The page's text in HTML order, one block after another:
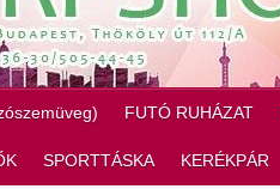
FUTÓ RUHÁZAT
SPORTTÁSKA KERÉKPÁR